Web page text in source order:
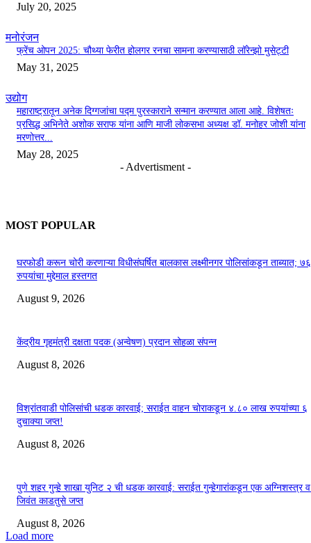
July 20, 2025
मनोरंजन
फ्रेंच ओपन 2025: चौथ्या फेरीत होलगर रनचा सामना करण्यासाठी लॉरेन्झो मुसेट्टी
May 31, 2025
उद्योग
महाराष्ट्रातून अनेक दिग्गजांचा पद्म पुरस्काराने सन्मान करण्यात आला आहे. विशेषतः
प्रसिद्ध अभिनेते अशोक सराफ यांना आणि माजी लोकसभा अध्यक्ष डॉ. मनोहर जोशी यांना
मरणोत्तर...
May 28, 2025
- Advertisment -
MOST POPULAR
घरफोडी करून चोरी करणाऱ्या विधीसंघर्षित बालकास लक्ष्मीनगर पोलिसांकडून ताब्यात;
रुपयांचा मुद्देमाल हस्तगत
August 9, 2026
केंद्रीय गृहमंत्री दक्षता पदक (अन्वेषण) प्रदान सोहळा संपन्न
August 8, 2026
विश्रांतवाडी पोलिसांची धडक कारवाई; सराईत वाहन चोराकडून ४.८० लाख रुपयांच्या ६
दुचाक्या जप्त!
August 8, 2026
पुणे शहर गुन्हे शाखा युनिट २ ची धडक कारवाई: सराईत गुन्हेगारांकडून एक अग्निशस्त्र व
जिवंत काडतुसे जप्त
August 8, 2026
Load more